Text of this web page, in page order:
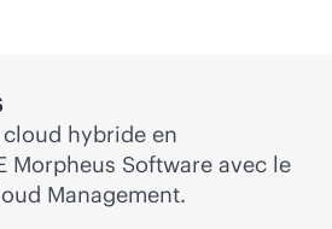
hybride en
Morpheus Software avec le
Management.